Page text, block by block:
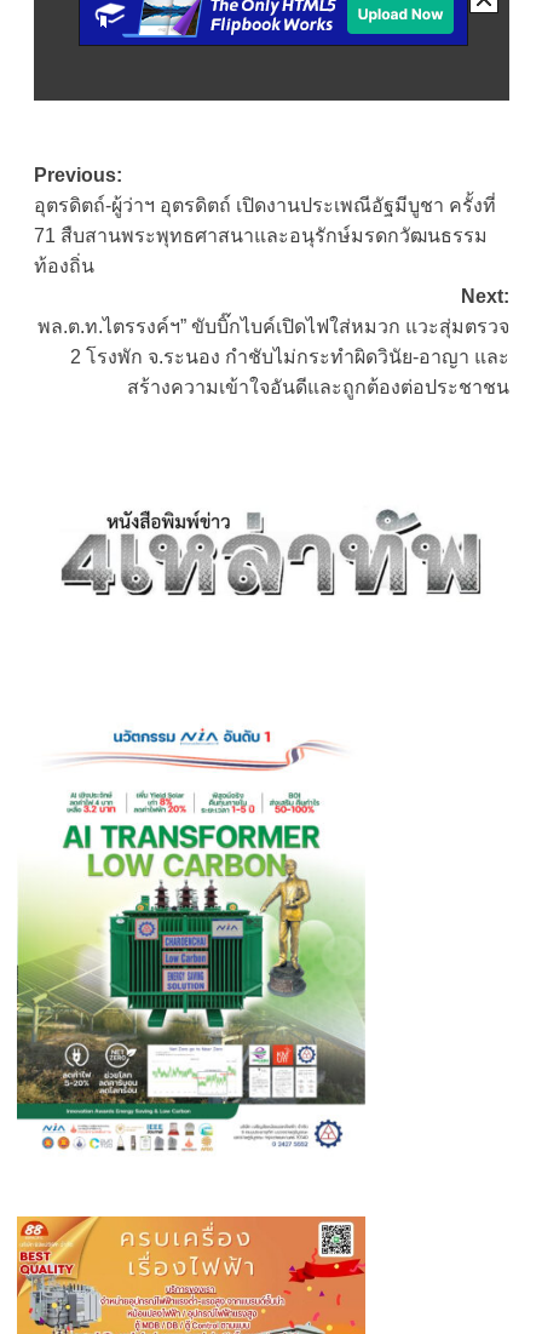
Post
navigation
Previous:
อุตรดิตถ์-ผู้ว่าฯ อุตรดิตถ์ เปิดงานประเพณีอัฐมีบูชา ครั้งที่
71 สืบสานพระพุทธศาสนาและอนุรักษ์มรดกวัฒนธรรม
ท้องถิ่น
Next:
พล.ต.ท.ไตรรงค์ฯ” ขับบิ๊กไบค์เปิดไฟใส่หมวก แวะสุ่มตรวจ
2 โรงพัก จ.ระนอง กำชับไม่กระทำผิดวินัย-อาญา และ
สร้างความเข้าใจอันดีและถูกต้องต่อประชาชน